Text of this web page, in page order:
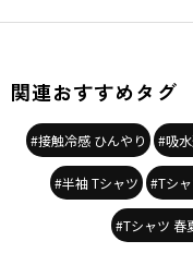
関連おすすめタグ
#接触冷感 ひんやり #吸
#半袖 Tシャツ #Tシ
#Tシャツ 春